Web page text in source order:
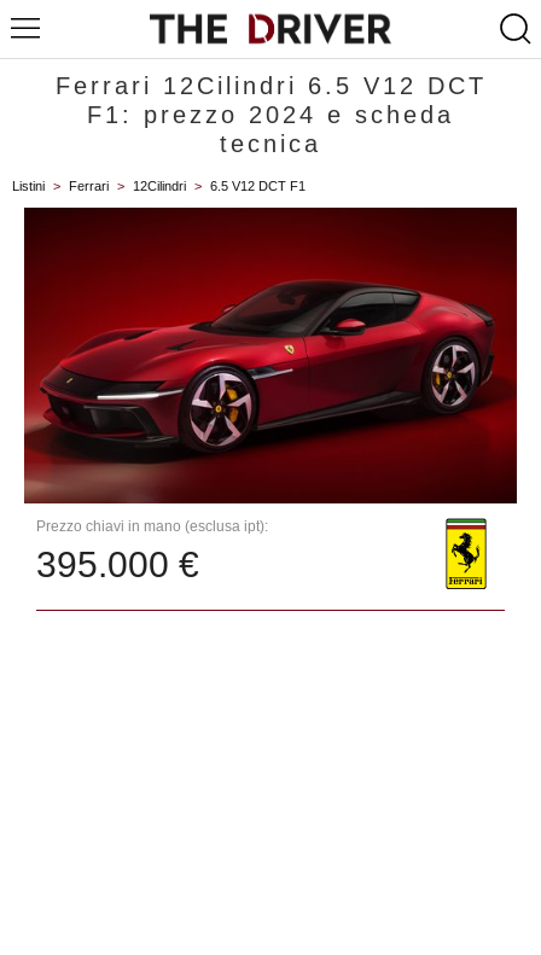
Ferrari 12Cilindri 6.5 V12 DCT
F1: prezzo 2024 e scheda
tecnica
Listini > Ferrari > 12Cilindri > 6.5 V12 DCT F1
Prezzo chiavi in mano (esclusa ipt):
395.000 €